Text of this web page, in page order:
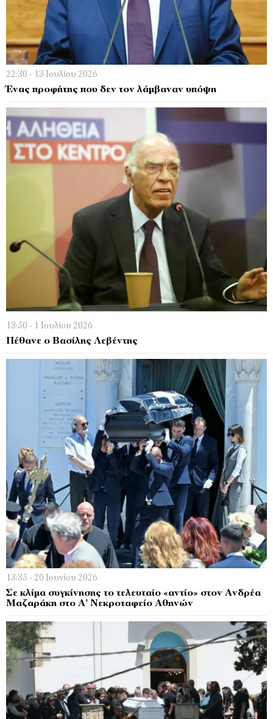
22:30 - 13 Ιουλίου 2026
Ένας προφήτης που δεν τον λάµβαναν υπόψη
13:50 - 1 Ιουλίου 2026
Πέθανε ο Βασίλης Λεβέντης
13:35 - 20 Ιουνίου 2026
Σε κλίμα συγκίνησης το τελευταίο «αντίο» στον Ανδρέα
Μαζαράκη στο Α’ Νεκροταφείο Αθηνών